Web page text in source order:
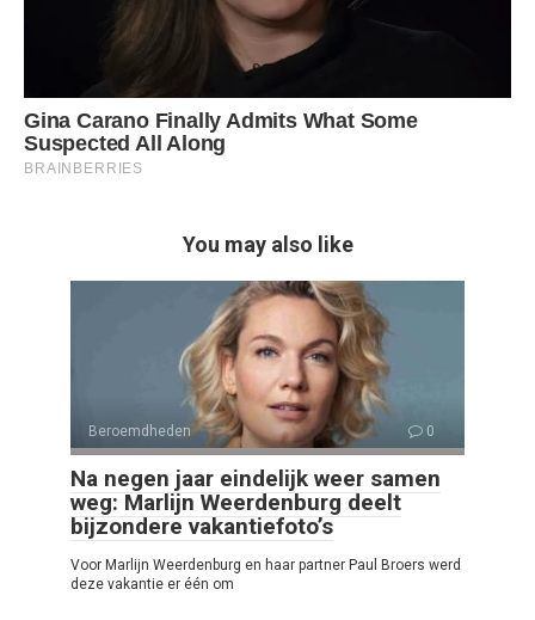
You may also like
Beroemdheden 0
Na negen jaar eindelijk weer samen
weg: Marlijn Weerdenburg deelt
bijzondere vakantiefoto’s
Voor Marlijn Weerdenburg en haar partner Paul Broers werd
deze vakantie er één om